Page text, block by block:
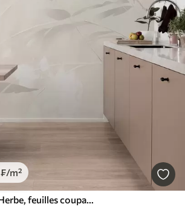
₣/m²
Peintures murales Herbe, feuilles coupantes